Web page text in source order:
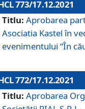
773/17.12.2021
Titlu: Aprobarea
Asociatia Kastel în
evenimentului “În
772/17.12.2021
Titlu: Aprobarea